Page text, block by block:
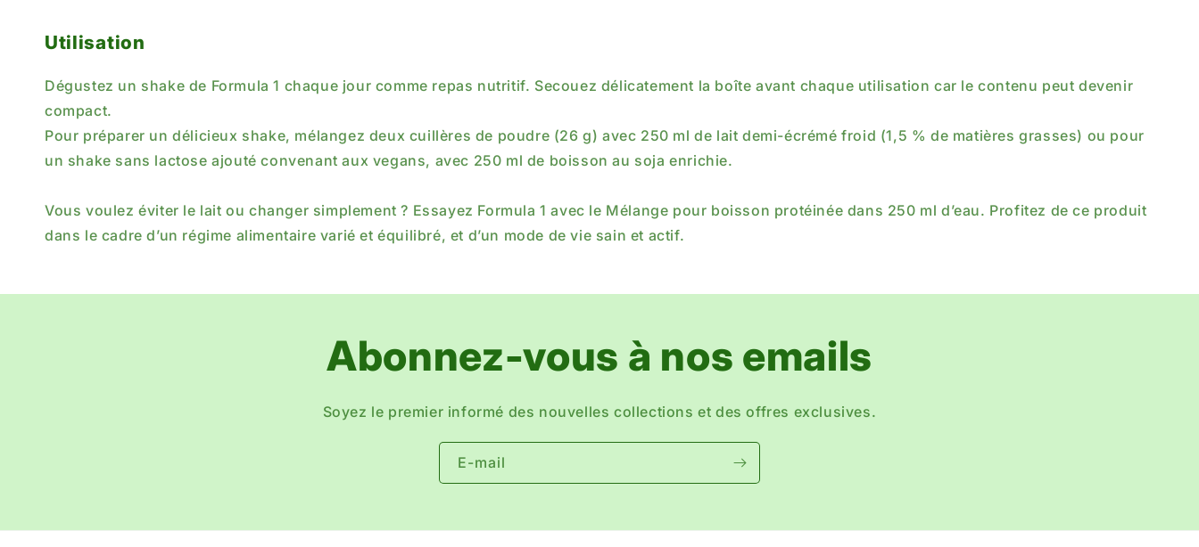
Utilisation
Dégustez un shake de Formula 1 chaque jour comme repas nutritif. Secouez délicatement la boîte avant chaque utilisation car le contenu peut devenir
compact.
Pour préparer un délicieux shake, mélangez deux cuillères de poudre (26 g) avec 250 ml de lait demi-écrémé froid (1,5 % de matières grasses) ou pour
un shake sans lactose ajouté convenant aux vegans, avec 250 ml de boisson au soja enrichie.
Vous voulez éviter le lait ou changer simplement ? Essayez Formula 1 avec le Mélange pour boisson protéinée dans 250 ml d’eau. Profitez de ce produit
dans le cadre d’un régime alimentaire varié et équilibré, et d’un mode de vie sain et actif.
Abonnez-vous à nos emails
Soyez le premier informé des nouvelles collections et des offres exclusives.
E-mail